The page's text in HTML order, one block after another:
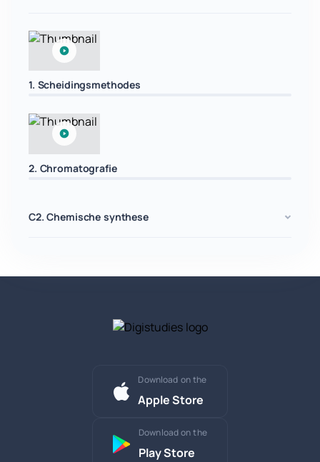
1. Scheidingsmethodes
2. Chromatografie
C2. Chemische synthese
Download on the
Apple Store
Download on the
Play Store